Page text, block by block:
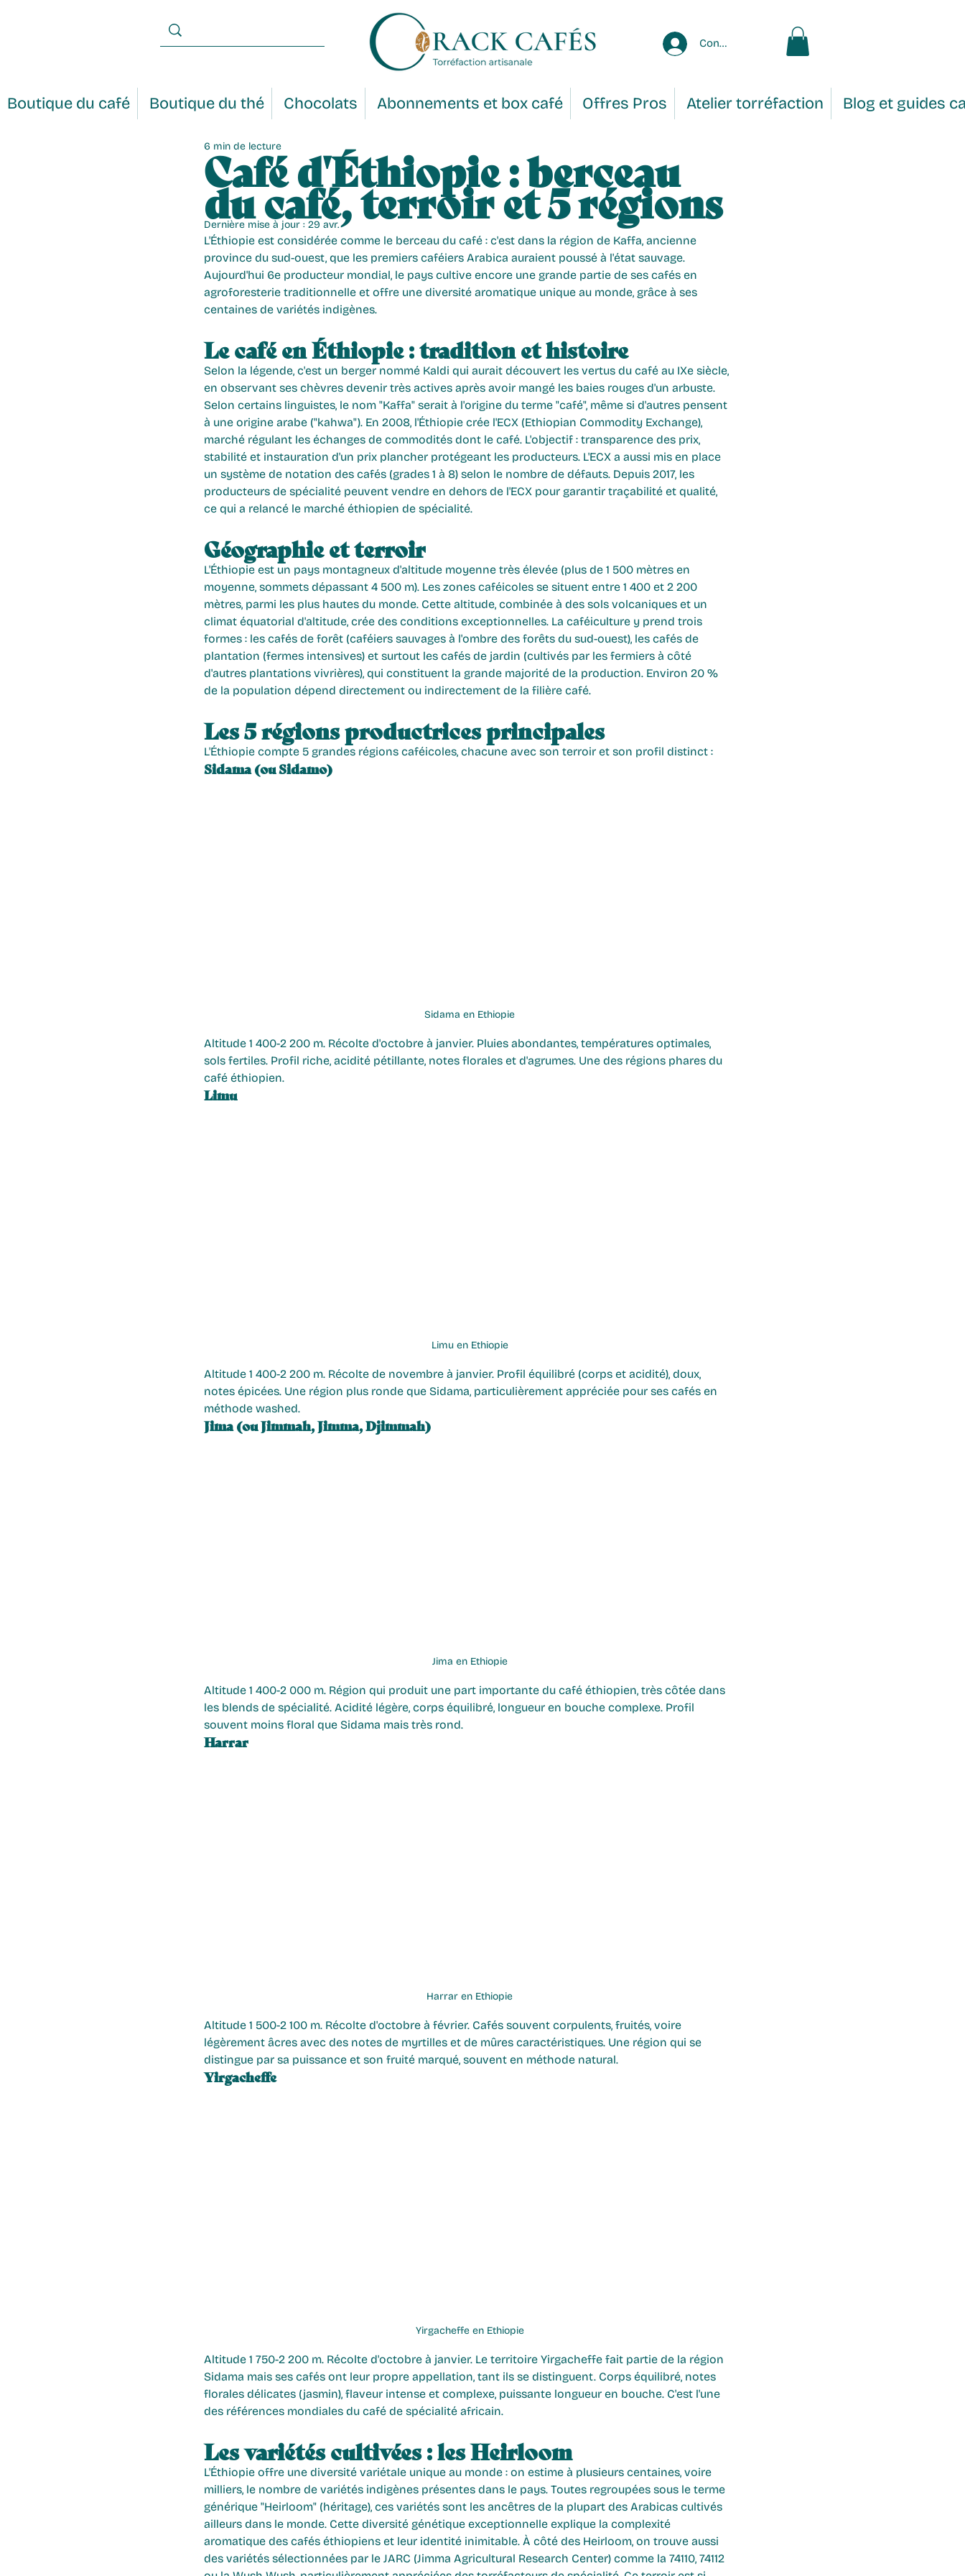
Connexion
Boutique du café Boutique du thé Chocolats Abonnements et box café Offres Pros Atelier torréfaction Blog et guides
Café d'Éthiopie : berceau
du café, terroir et 5 régions
6 min de lecture
Dernière mise à jour : 29 avr.
L'Éthiopie est considérée comme le berceau du café : c'est dans la région de Kaffa, ancienne
province du sud-ouest, que les premiers caféiers Arabica auraient poussé à l'état sauvage.
Aujourd'hui 6e producteur mondial, le pays cultive encore une grande partie de ses cafés en
agroforesterie traditionnelle et offre une diversité aromatique unique au monde, grâce à ses
centaines de variétés indigènes.
Le café en Éthiopie : tradition et histoire
Selon la légende, c'est un berger nommé Kaldi qui aurait découvert les vertus du café au IXe siècle,
en observant ses chèvres devenir très actives après avoir mangé les baies rouges d'un arbuste.
Selon certains linguistes, le nom "Kaffa" serait à l'origine du terme "café", même si d'autres pensent
à une origine arabe ("kahwa"). En 2008, l'Éthiopie crée l'ECX (Ethiopian Commodity Exchange),
marché régulant les échanges de commodités dont le café. L'objectif : transparence des prix,
stabilité et instauration d'un prix plancher protégeant les producteurs. L'ECX a aussi mis en place
un système de notation des cafés (grades 1 à 8) selon le nombre de défauts. Depuis 2017, les
producteurs de spécialité peuvent vendre en dehors de l'ECX pour garantir traçabilité et qualité,
ce qui a relancé le marché éthiopien de spécialité.
Géographie et terroir
L'Éthiopie est un pays montagneux d'altitude moyenne très élevée (plus de 1 500 mètres en
moyenne, sommets dépassant 4 500 m). Les zones caféicoles se situent entre 1 400 et 2 200
mètres, parmi les plus hautes du monde. Cette altitude, combinée à des sols volcaniques et un
climat équatorial d'altitude, crée des conditions exceptionnelles. La caféiculture y prend trois
formes : les cafés de forêt (caféiers sauvages à l'ombre des forêts du sud-ouest), les cafés de
plantation (fermes intensives) et surtout les cafés de jardin (cultivés par les fermiers à côté
d'autres plantations vivrières), qui constituent la grande majorité de la production. Environ 20 %
de la population dépend directement ou indirectement de la filière café.
Les 5 régions productrices principales
L'Éthiopie compte 5 grandes régions caféicoles, chacune avec son terroir et son profil distinct :
Sidama (ou Sidamo)
Sidama en Ethiopie
Altitude 1 400-2 200 m. Récolte d'octobre à janvier. Pluies abondantes, températures optimales,
sols fertiles. Profil riche, acidité pétillante, notes florales et d'agrumes. Une des régions phares du
café éthiopien.
Limu
Limu en Ethiopie
Altitude 1 400-2 200 m. Récolte de novembre à janvier. Profil équilibré (corps et acidité), doux,
notes épicées. Une région plus ronde que Sidama, particulièrement appréciée pour ses cafés en
méthode washed.
Jima (ou Jimmah, Jimma, Djimmah)
Jima en Ethiopie
Altitude 1 400-2 000 m. Région qui produit une part importante du café éthiopien, très côtée dans
les blends de spécialité. Acidité légère, corps équilibré, longueur en bouche complexe. Profil
souvent moins floral que Sidama mais très rond.
Harrar
Harrar en Ethiopie
Altitude 1 500-2 100 m. Récolte d'octobre à février. Cafés souvent corpulents, fruités, voire
légèrement âcres avec des notes de myrtilles et de mûres caractéristiques. Une région qui se
distingue par sa puissance et son fruité marqué, souvent en méthode natural.
Yirgacheffe
Yirgacheffe en Ethiopie
Altitude 1 750-2 200 m. Récolte d'octobre à janvier. Le territoire Yirgacheffe fait partie de la région
Sidama mais ses cafés ont leur propre appellation, tant ils se distinguent. Corps équilibré, notes
florales délicates (jasmin), flaveur intense et complexe, puissante longueur en bouche. C'est l'une
des références mondiales du café de spécialité africain.
Les variétés cultivées : les Heirloom
L'Éthiopie offre une diversité variétale unique au monde : on estime à plusieurs centaines, voire
milliers, le nombre de variétés indigènes présentes dans le pays. Toutes regroupées sous le terme
générique "Heirloom" (héritage), ces variétés sont les ancêtres de la plupart des Arabicas cultivés
ailleurs dans le monde. Cette diversité génétique exceptionnelle explique la complexité
aromatique des cafés éthiopiens et leur identité inimitable. À côté des Heirloom, on trouve aussi
des variétés sélectionnées par le JARC (Jimma Agricultural Research Center) comme la 74110, 74112